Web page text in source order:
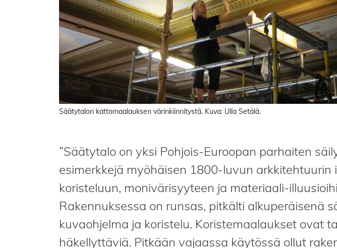
Säätytalon kattomaalauksen värinkiinnitystä. Kuva: Ulla Setälä.
”Säätytalo on yksi Pohjois-Euroopan parhaiten
esimerkkejä myöhäisen 1800-luvun arkkitehtuurin
koristeluun, monivärisyyteen ja materiaali-
Rakennuksessa on runsas, pitkälti alkuperäisenä
kuvaohjelma ja koristelu. Koristemaalaukset ovat
häkellyttäviä. Pitkään vajaassa käytössä ollut